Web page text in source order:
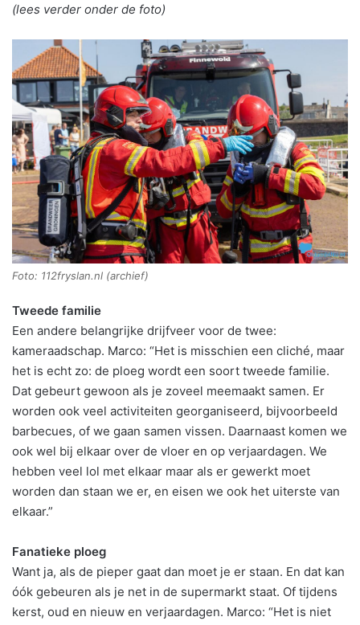
(lees verder onder de foto)
Foto: 112fryslan.nl (archief)
Tweede familie
Een andere belangrijke drijfveer voor de twee:
kameraadschap. Marco: “Het is misschien een cliché, maar
het is echt zo: de ploeg wordt een soort tweede familie.
Dat gebeurt gewoon als je zoveel meemaakt samen. Er
worden ook veel activiteiten georganiseerd, bijvoorbeeld
barbecues, of we gaan samen vissen. Daarnaast komen we
ook wel bij elkaar over de vloer en op verjaardagen. We
hebben veel lol met elkaar maar als er gewerkt moet
worden dan staan we er, en eisen we ook het uiterste van
elkaar.”
Fanatieke ploeg
Want ja, als de pieper gaat dan moet je er staan. En dat kan
óók gebeuren als je net in de supermarkt staat. Of tijdens
kerst, oud en nieuw en verjaardagen. Marco: “Het is niet